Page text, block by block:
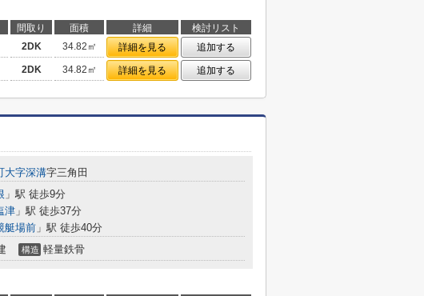
間取り 面積 詳細
検討リスト
2DK 34.82㎡ 詳細を見る
追加する
2DK 34.82㎡ 詳細を見る 追加する
大字深溝字三角田
」駅 徒歩9分
津 」駅 徒歩37分
艇場前 」駅 徒歩40分
構造 軽量鉄骨